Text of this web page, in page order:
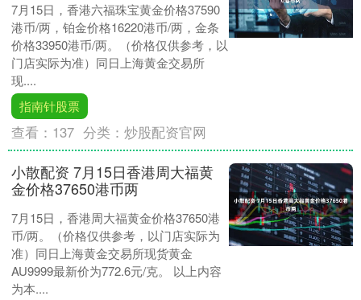
7月15日，香港六福珠宝黄金价格37590
港币/两，铂金价格16220港币/两，金条
价格33950港币/两。（价格仅供参考，以
门店实际为准）同日上海黄金交易所
现....
指南针股票
查看： 137 分类：炒股配资官网
小散配资 7月15日香港周大福黄
金价格37650港币两
7月15日，香港周大福黄金价格37650港
币/两。（价格仅供参考，以门店实际为
准）同日上海黄金交易所现货黄金
AU9999最新价为772.6元/克。 以上内容
为本....